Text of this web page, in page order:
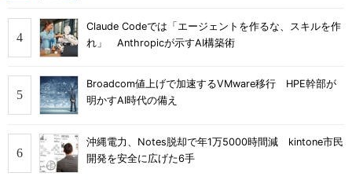
Claude Codeでは「エージェントを作るな、スキルを作
れ」 Anthropicが示すAI構築術
Broadcom値上げで加速するVMware移行 HPE幹部が
明かすAI時代の備え
沖縄電力、Notes脱却で年1万5000時間減 kintone市民
開発を安全に広げた6手